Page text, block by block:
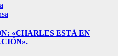
«CHARLES ESTÁ EN